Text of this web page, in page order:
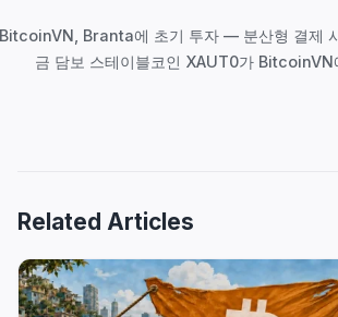
색
Branta에 초기 투자 — 분산형 결제
금 담보 스테이블코인 XAUT0가
Related Articles